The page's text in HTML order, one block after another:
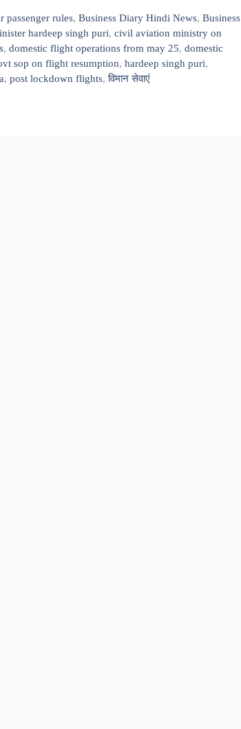
passenger rules,Business Diary Hindi News,Business
hardeep singh puri, civil aviation ministry on
, domestic flight operations from may 25, domestic
sop on flight resumption, hardeep singh puri,
, post lockdown flights,विमान सेवाएं